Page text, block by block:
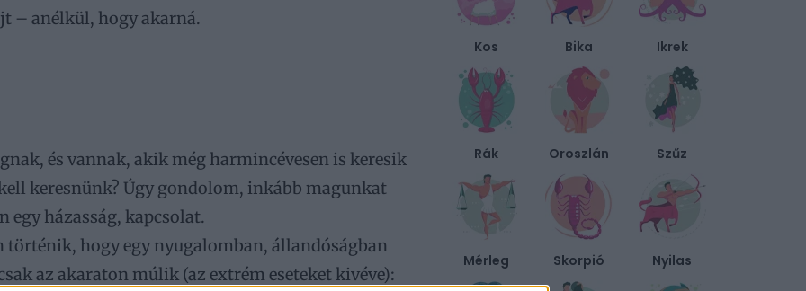
– anélkül, hogy akarná.
és vannak, akik még harmincévesen is keresik
keresnünk? Úgy gondolom, inkább magunkat
házasság, kapcsolat.
hogy egy nyugalomban, állandóságban
az akaraton múlik (az extrém eseteket kivéve):
Kos Bika Ikrek
Rák Oroszlán Szűz
Mérleg Skorpió Nyilas